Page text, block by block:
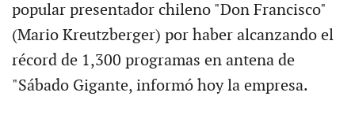
popular presentador chileno "Don Francisco"
(Mario Kreutzberger) por haber alcanzando el
récord de 1,300 programas en antena de
"Sábado Gigante, informó hoy la empresa.